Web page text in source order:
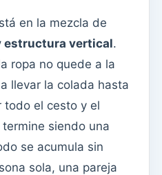
en la mezcla de
estructura vertical.
ropa no quede a la
llevar la colada hasta
todo el cesto y el
siendo una
se acumula sin
sola, una pareja